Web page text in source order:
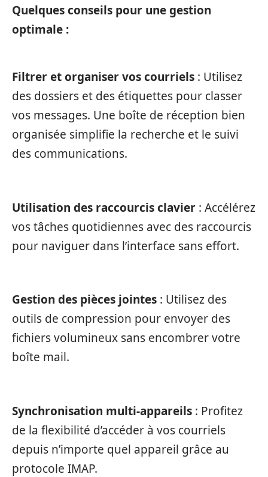
Quelques conseils pour une gestion
optimale :
Filtrer et organiser vos courriels : Utilisez
des dossiers et des étiquettes pour classer
vos messages. Une boîte de réception bien
organisée simplifie la recherche et le suivi
des communications.
Utilisation des raccourcis clavier : Accélérez
vos tâches quotidiennes avec des raccourcis
pour naviguer dans l’interface sans effort.
Gestion des pièces jointes : Utilisez des
outils de compression pour envoyer des
fichiers volumineux sans encombrer votre
boîte mail.
Synchronisation multi-appareils : Profitez
de la flexibilité d’accéder à vos courriels
depuis n’importe quel appareil grâce au
protocole IMAP.